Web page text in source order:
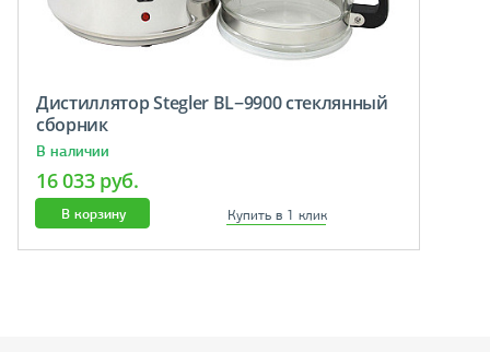
Дистиллятор Stegler BL−9900 стеклянный
сборник
В наличии
16 033 руб.
В корзину Купить в 1 клик